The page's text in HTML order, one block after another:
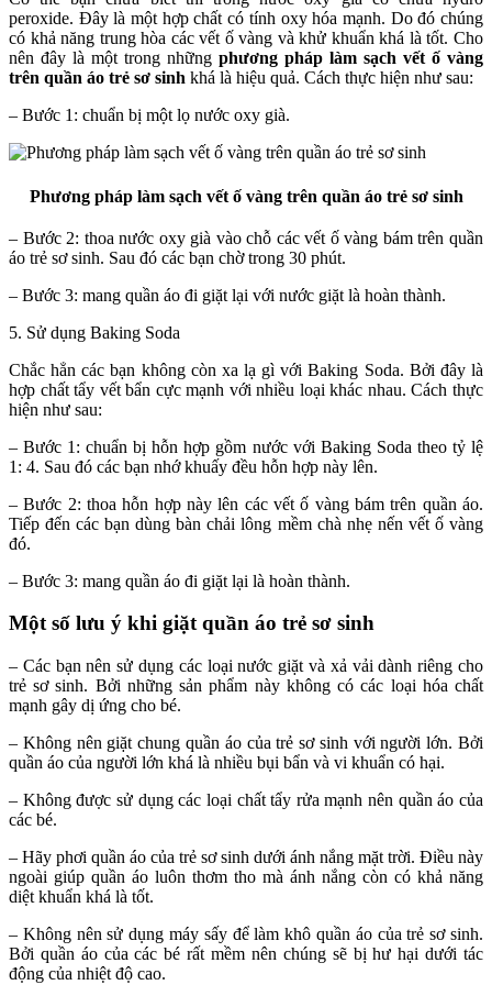
peroxide. Đây là một hợp chất có tính oxy hóa mạnh. Do đó chúng
có khả năng trung hòa các vết ố vàng và khử khuẩn khá là tốt. Cho
nên đây là một trong những phương pháp làm sạch vết ố vàng
trên quần áo trẻ sơ sinh khá là hiệu quả. Cách thực hiện như sau:
– Bước 1: chuẩn bị một lọ nước oxy già.
Phương pháp làm sạch vết ố vàng trên quần áo trẻ sơ sinh
– Bước 2: thoa nước oxy già vào chỗ các vết ố vàng bám trên quần
áo trẻ sơ sinh. Sau đó các bạn chờ trong 30 phút.
– Bước 3: mang quần áo đi giặt lại với nước giặt là hoàn thành.
5. Sử dụng Baking Soda
Chắc hẳn các bạn không còn xa lạ gì với Baking Soda. Bởi đây là
hợp chất tẩy vết bẩn cực mạnh với nhiều loại khác nhau. Cách thực
hiện như sau:
– Bước 1: chuẩn bị hỗn hợp gồm nước với Baking Soda theo tỷ lệ
1: 4. Sau đó các bạn nhớ khuấy đều hỗn hợp này lên.
– Bước 2: thoa hỗn hợp này lên các vết ố vàng bám trên quần áo.
Tiếp đến các bạn dùng bàn chải lông mềm chà nhẹ nến vết ố vàng
đó.
– Bước 3: mang quần áo đi giặt lại là hoàn thành.
Một số lưu ý khi giặt quần áo trẻ sơ sinh
– Các bạn nên sử dụng các loại nước giặt và xả vải dành riêng cho
trẻ sơ sinh. Bởi những sản phẩm này không có các loại hóa chất
mạnh gây dị ứng cho bé.
– Không nên giặt chung quần áo của trẻ sơ sinh với người lớn. Bởi
quần áo của người lớn khá là nhiều bụi bẩn và vi khuẩn có hại.
– Không được sử dụng các loại chất tẩy rửa mạnh nên quần áo của
các bé.
– Hãy phơi quần áo của trẻ sơ sinh dưới ánh nắng mặt trời. Điều này
ngoài giúp quần áo luôn thơm tho mà ánh nắng còn có khả năng
diệt khuẩn khá là tốt.
– Không nên sử dụng máy sấy để làm khô quần áo của trẻ sơ sinh.
Bởi quần áo của các bé rất mềm nên chúng sẽ bị hư hại dưới tác
động của nhiệt độ cao.